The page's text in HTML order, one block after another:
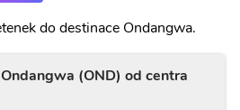
do destinace Ondangwa.
(OND) od centra